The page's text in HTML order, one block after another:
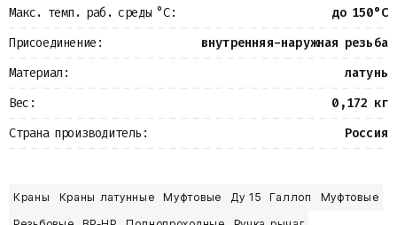
Макс. темп. раб. среды °С:
до 150°С
Присоединение:
внутренняя-наружная резьба
Материал:
латунь
Вес:
0,172 кг
Страна производитель:
Россия
Краны Краны латунные Муфтовые Ду 15 Галлоп
Муфтовые